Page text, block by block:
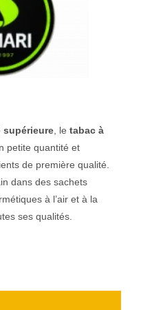
supérieure , le tabac à
petite quantité et
de première qualité.
dans des sachets
à l’air et à la
ses qualités.